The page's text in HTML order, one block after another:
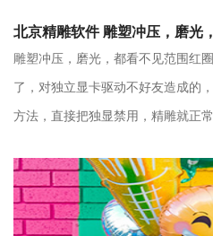
北京精雕软件 雕塑冲压，磨光
雕塑冲压，磨光，都看不见范围红
了，对独立显卡驱动不好友造成的
方法，直接把独显禁用，精雕就正常